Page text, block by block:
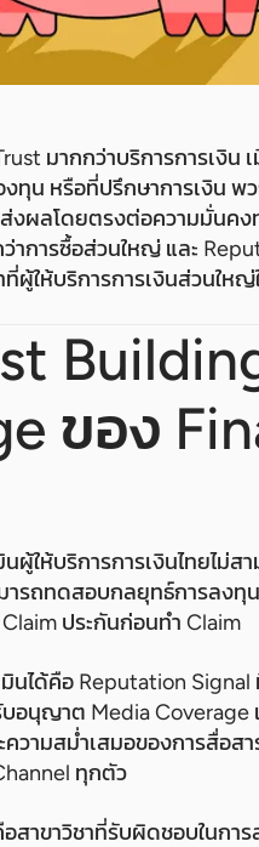
มากกว่าบริการการเงิ
ทุน หรือที่ปรึกษาการเงิน พ
งผลโดยตรงต่อความมั่นคง
าการซื้อส่วนใหญ่ และ
ผู้ให้บริการการเงินส่วนให
ของ
ให้บริการการเงินไทยไม่
ารถทดสอบกลยุทธ์การลงทุ
ประกันก่อนทำ Claim
มินได้คือ Reputation
อนุญาต Media Coverage
ามสม่ำเสมอของการสื่อสา
ทุกตัว
สาขาวิชาที่รับผิดชอบในกา